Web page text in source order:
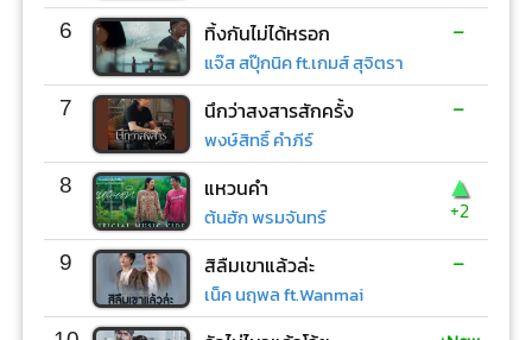
6 ทิ้งกันไม่ได้หรอก
แจ๊ส สปุ๊กนิค ft.เกมส์ สุจิตรา
-
7 นึกว่าสงสารสักครั้ง
พงษ์สิทธิ์ คำภีร์
-
8 แหวนคำ
ต้นฮัก พรมจันทร์
▲
+2
9 สิลืมเขาแล้วล่ะ
เน็ค นฤพล ft.Wanmai
-